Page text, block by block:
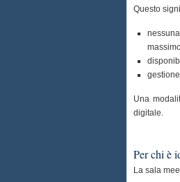
Questo
Una
digitale.
Per chi è
La sala